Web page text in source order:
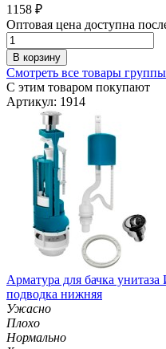
1158 ₽
Оптовая цена доступна
В корзину
Смотреть все товары группы
С этим товаром покупают
Артикул: 1914
Арматура для бачка
подводка нижняя
Ужасно
Плохо
Нормально